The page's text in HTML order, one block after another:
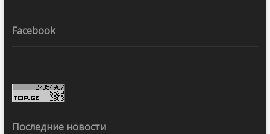
Facebook
Последние новости